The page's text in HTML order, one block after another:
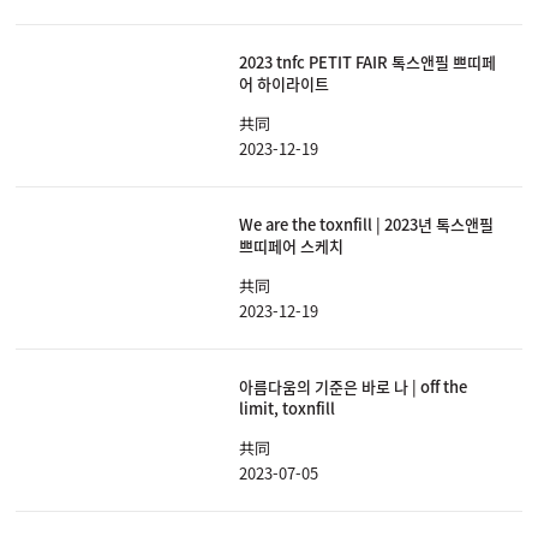
2023 tnfc PETIT FAIR 톡스앤필 쁘띠페
어 하이라이트
共同
2023-12-19
We are the toxnfill | 2023년 톡스앤필
쁘띠페어 스케치
共同
2023-12-19
아름다움의 기준은 바로 나 | off the
limit, toxnfill
共同
2023-07-05